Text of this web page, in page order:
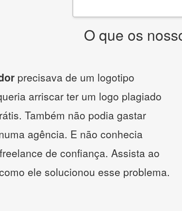
O que os
precisava de um logotipo
arriscar ter um logo plagiado
Também não podia gastar
agência. E não conhecia
de confiança. Assista ao
ele solucionou esse problema.